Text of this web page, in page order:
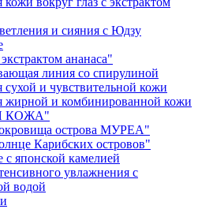
и сияния с Юдзу
ананаса"
линия со спирулиной
и чувствительной кожи
жирной и комбинированной кожи
КОЖА"
острова МУРЕА"
Карибских островов"
японской камелией
увлажнения с
водой